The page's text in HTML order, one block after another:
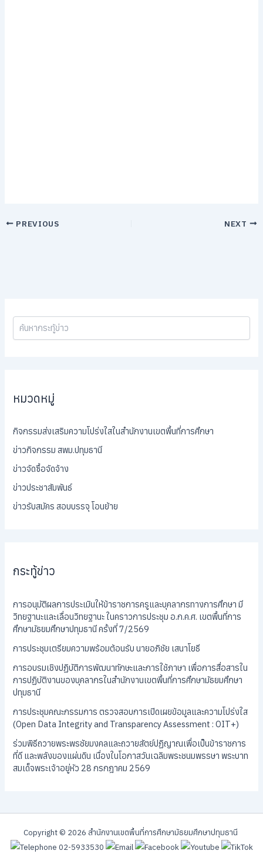
PREVIOUS NEXT
หมวดหมู่
กิจกรรมส่งเสริมความโปร่งใสในสำนักงานเขตพื้นที่การศึกษา
ข่าวกิจกรรม สพม.ปทุมธานี
ข่าวจัดซื้อจัดจ้าง
ข่าวประชาสัมพันธ์
ข่าวรับสมัคร สอบบรรจุ โอนย้าย
กระทู้ข่าว
การอนุมัติผลการประเมินให้ข้าราชการครูและบุคลากรทางการศึกษา มี
วิทยฐานะและเลื่อนวิทยฐานะ ในคราวการประชุม อ.ก.ค.ศ. เขตพื้นที่การ
ศึกษามัธยมศึกษาปทุมธานี ครั้งที่ 7/2569
การประชุมเตรียมความพร้อมต้อนรับ นายอภิชัย เสนาโยธี
การอบรมเชิงปฏิบัติการพัฒนาทักษะและการใช้ภาษา เพื่อการสื่อสารใน
การปฏิบัติงานของบุคลากรในสำนักงานเขตพื้นที่การศึกษามัธยมศึกษา
ปทุมธานี
การประชุมคณะกรรมการ ตรวจสอบการเปิดเผยข้อมูลและความโปร่งใส
(Open Data Integrity and Transparency Assessment : OIT+)
ร่วมพิธีถวายพระพรชัยมงคลและถวายสัตย์ปฏิญาณเพื่อเป็นข้าราชการ
ที่ดี และพลังของแผ่นดิน เนื่องในโอกาสวันเฉลิมพระชนมพรรษา พระบาท
สมเด็จพระเจ้าอยู่หัว 28 กรกฎาคม 2569
Copyright © 2026 สํานักงานเขตพื้นที่การศึกษามัธยมศึกษาปทุมธานี